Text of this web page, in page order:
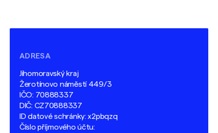
ADRESA
Jihomoravský kraj
Žerotínovo náměstí 449/3
IČO: 70888337
DIČ: CZ70888337
ID datové schránky: x2pbqzq
Číslo příjmového účtu: